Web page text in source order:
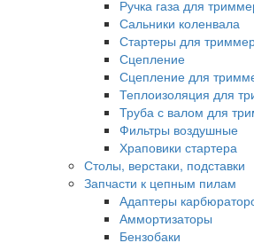
Ручка газа для
Сальники коленвала
Стартеры для
Сцепление
Сцепление для
Теплоизоляция для
Труба с валом для
Фильтры воздушные
Храповики стартера
Столы, верстаки, подставки
Запчасти к цепным пилам
Адаптеры
Аммортизаторы
Бензобаки